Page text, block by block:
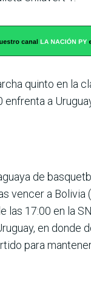
quinto en la
enfrenta a
de
vencer a Bolivia
las 17:00 en la
en donde
para